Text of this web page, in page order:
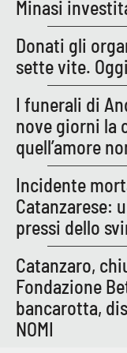
EDIZIONI
LOCALI
Catanzaro
Crotone
Vibo Valentia
Reggio Calabria
Cosenza
Lamezia Terme
Minasi
Donati gli
sette vite.
I funerali di
nove giorni la
quell’amore
Incidente
Catanzarese:
pressi dello
Catanzaro,
Fondazione
bancarotta,
NOMI